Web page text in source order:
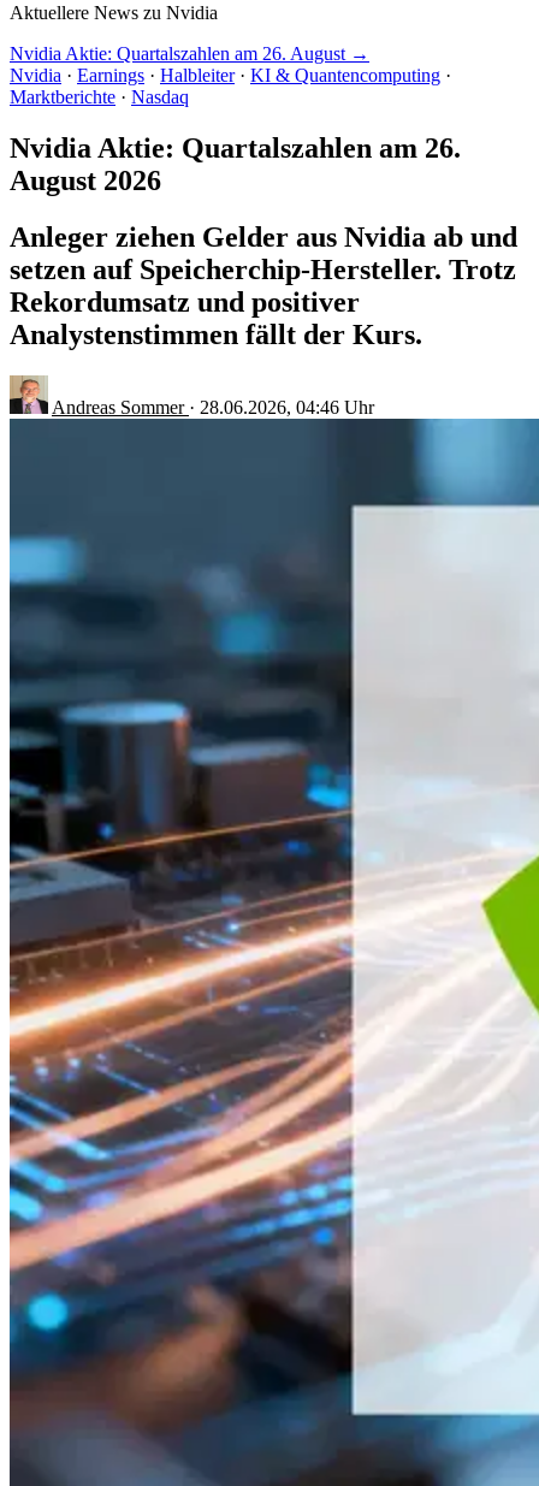
Aktuellere News zu Nvidia
Nvidia Aktie: Quartalszahlen am 26. August →
Nvidia · Earnings · Halbleiter · KI & Quantencomputing ·
Marktberichte · Nasdaq
Nvidia Aktie: Quartalszahlen am 26.
August 2026
Anleger ziehen Gelder aus Nvidia ab und
setzen auf Speicherchip-Hersteller. Trotz
Rekordumsatz und positiver
Analystenstimmen fällt der Kurs.
Andreas Sommer · 28.06.2026, 04:46 Uhr